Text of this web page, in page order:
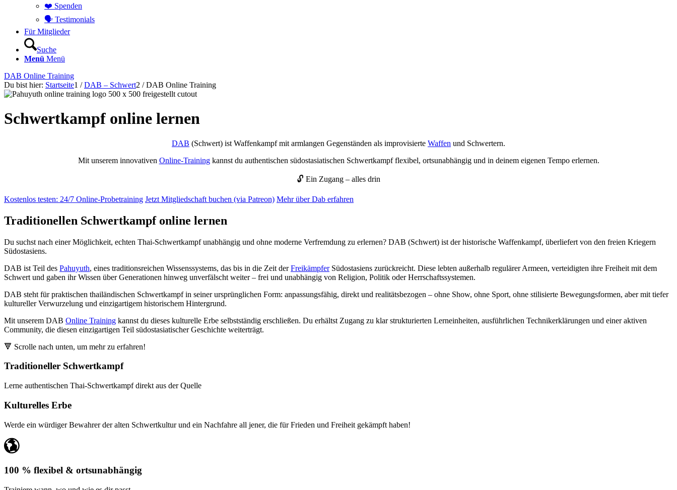
❤️ Spenden
🗣️ Testimonials
Für Mitglieder
Suche
Menü Menü
DAB Online Training
Du bist hier: Startseite1 / DAB – Schwert2 / DAB Online Training
Schwertkampf online lernen
DAB (Schwert) ist Waffenkampf mit armlangen Gegenständen als improvisierte Waffen und Schwertern.
Mit unserem innovativen Online-Trainingkannst du authentischen südostasiatischen Schwertkampf flexibel, ortsunabhängig und in deinem eigenen Tempo erlernen.
🔓 Ein Zugang – alles drin
Kostenlos testen: 24/7 Online-Probetraining Jetzt Mitgliedschaft buchen (via Patreon) Mehr über Dab erfahren
Traditionellen Schwertkampf online lernen
Du suchst nach einer Möglichkeit, echten Thai-Schwertkampf unabhängig und ohne moderne Verfremdung zu erlernen? DAB (Schwert) ist der historische Waffenkampf, überliefert von den freien Kriegern
Südostasiens.
DAB ist Teil des Pahuyuth, eines traditionsreichen Wissenssystems, das bis in die Zeit derFreikämpferSüdostasiens zurückreicht. Diese lebten außerhalb regulärer Armeen, verteidigten ihre Freiheit mit dem
Schwert und gaben ihr Wissen über Generationen hinweg unverfälscht weiter – frei und unabhängig von Religion, Politik oder Herrschaftssystemen.
DAB steht für praktischen thailändischen Schwertkampf in seiner ursprünglichen Form: anpassungsfähig, direkt und realitätsbezogen – ohne Show, ohne Sport, ohne stilisierte Bewegungsformen, aber mit tiefer
kultureller Verwurzelung und einzigartigem historischem Hintergrund.
Mit unserem DAB Online Training kannst du dieses kulturelle Erbe selbstständig erschließen. Du erhältst Zugang zu klar strukturierten Lerneinheiten, ausführlichen Technikerklärungen und einer aktiven
Community, die diesen einzigartigen Teil südostasiatischer Geschichte weiterträgt.
🔻 Scrolle nach unten, um mehr zu erfahren!
Traditioneller Schwertkampf
Lerne authentischen Thai-Schwertkampf direkt aus der Quelle
Kulturelles Erbe
Werde ein würdiger Bewahrer der alten Schwertkultur und ein Nachfahre all jener, die für Frieden und Freiheit gekämpft haben!
100 % flexibel & ortsunabhängig